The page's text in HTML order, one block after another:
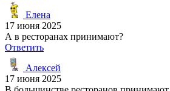
Елена
17 июня 2025
А в ресторанах принимают?
Ответить
Алексей
17 июня 2025